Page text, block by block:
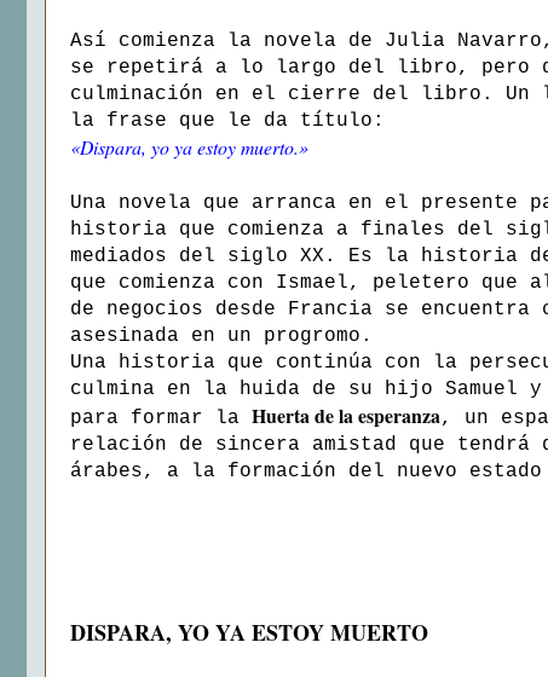
Así comienza la novela de Julia
se repetirá a lo largo del libro, pero
culminación en el cierre del libro. Un
la frase que le da título:
«Dispara, yo ya estoy muerto.»
Una novela que arranca en el presente
historia que comienza a finales del
mediados del siglo XX. Es la historia
que comienza con Ismael, peletero que
de negocios desde Francia se
asesinada en un progromo.
Una historia que continúa con la
culmina en la huida de su hijo Samuel
para formar la Huerta de la esperanza, un
relación de sincera amistad que
árabes, a la formación del nuevo
DISPARA, YO YA ESTOY MUERTO